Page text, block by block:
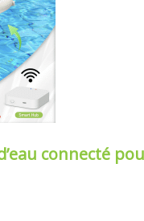
connecté